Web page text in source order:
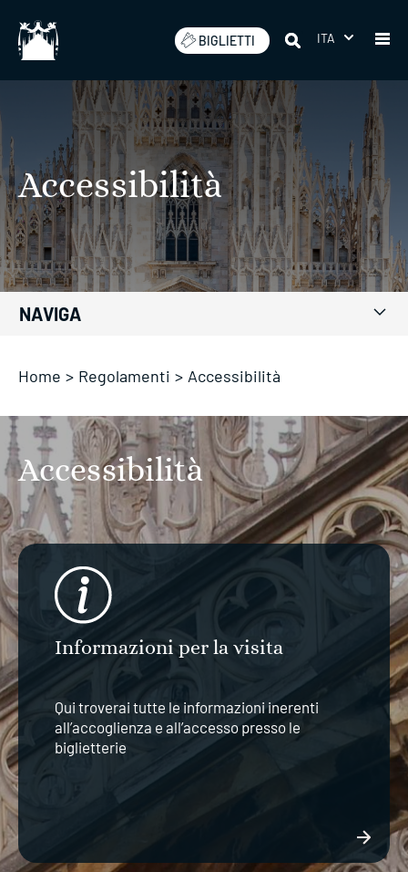
BIGLIETTI ITA
Accessibilità
NAVIGA
Home > Regolamenti > Accessibilità
Accessibilità
Informazioni per la visita
Qui troverai tutte le informazioni inerenti
all’accoglienza e all’accesso presso le
biglietterie